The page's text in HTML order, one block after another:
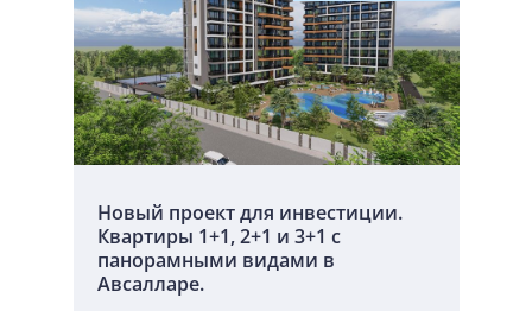
Новый проект для инвестиции.
Квартиры 1+1, 2+1 и 3+1 с
панорамными видами в
Авсалларе.